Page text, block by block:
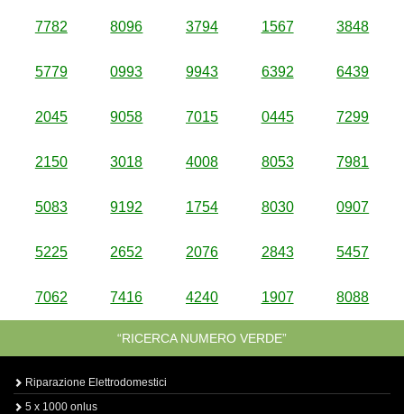
7782 8096 3794 1567 3848
5779 0993 9943 6392 6439
2045 9058 7015 0445 7299
2150 3018 4008 8053 7981
5083 9192 1754 8030 0907
5225 2652 2076 2843 5457
7062 7416 4240 1907 8088
“RICERCA NUMERO VERDE”
Riparazione Elettrodomestici
5 x 1000 onlus